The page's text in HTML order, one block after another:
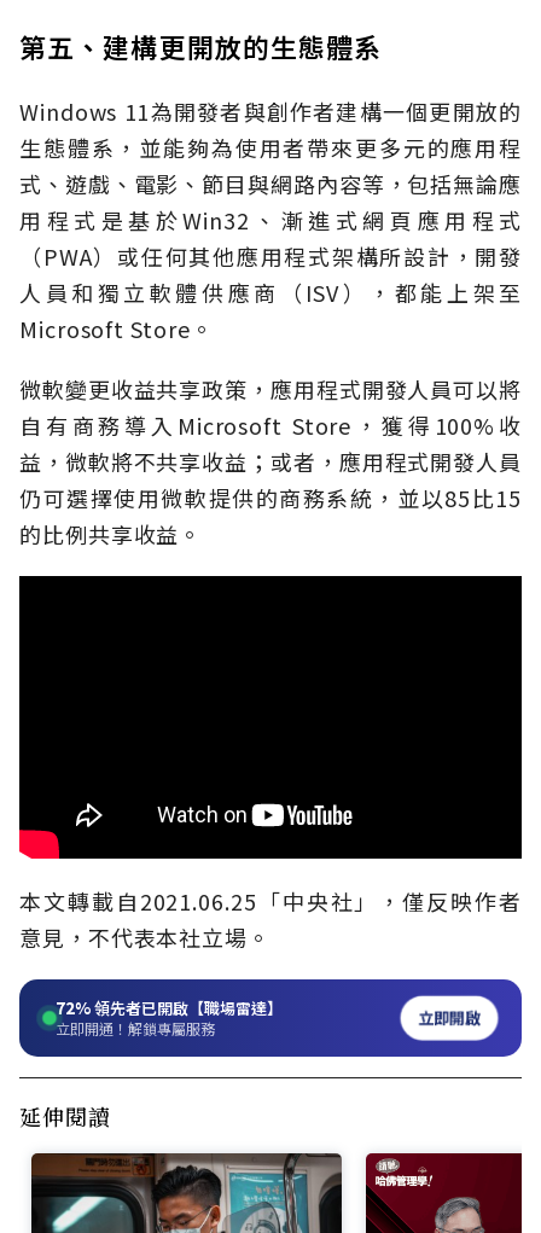
第五、建構更開放的生態體系
Windows 11為開發者與創作者建構一個更開放的
生態體系，並能夠為使用者帶來更多元的應用程
式、遊戲、電影、節目與網路內容等，包括無論應
用程式是基於Win32、漸進式網頁應用程式
（PWA）或任何其他應用程式架構所設計，開發
人員和獨立軟體供應商（ISV），都能上架至
Microsoft Store。
微軟變更收益共享政策，應用程式開發人員可以將
自有商務導入Microsoft Store，獲得100%收
益，微軟將不共享收益；或者，應用程式開發人員
仍可選擇使用微軟提供的商務系統，並以85比15
的比例共享收益。
本文轉載自2021.06.25 「中央社 」
，僅反映作者
意見，不代表本社立場。
72%領先者已開啟【職場雷達】
立即開通！解鎖專屬服務 立即開啟
延伸閱讀